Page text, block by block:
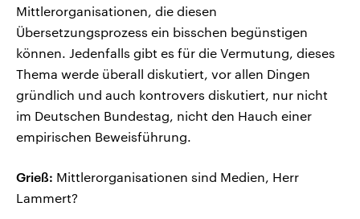
Mittlerorganisationen, die diesen
Übersetzungsprozess ein bisschen begünstigen
können. Jedenfalls gibt es für die Vermutung, dieses
Thema werde überall diskutiert, vor allen Dingen
gründlich und auch kontrovers diskutiert, nur nicht
im Deutschen Bundestag, nicht den Hauch einer
empirischen Beweisführung.
Grieß: Mittlerorganisationen sind Medien, Herr
Lammert?